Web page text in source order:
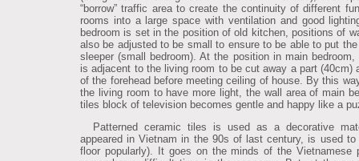
“borrow” traffic area to create the continuity of different
rooms into a large space with ventilation and good
bedroom is set in the position of old kitchen, positions of
also be adjusted to be small to ensure to be able to put
sleeper (small bedroom). At the position in main bedroom,
is adjacent to the living room to be cut away a part (40cm)
of the forehead before meeting ceiling of house. By this
the living room to have more light, the wall area of main
tiles block of television becomes gentle and happy like a
Patterned ceramic tiles is used as a decorative
appeared in Vietnam in the 90s of last century, is used to
floor popularly). It goes on the minds of the Vietnamese